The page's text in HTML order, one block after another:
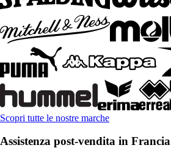
Scopri tutte le nostre marche
Assistenza post-vendita in Francia